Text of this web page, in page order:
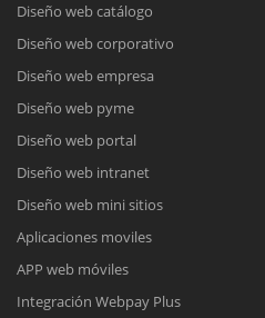
Diseño web catálogo
Diseño web corporativo
Diseño web empresa
Diseño web pyme
Diseño web portal
Diseño web intranet
Diseño web mini sitios
Aplicaciones moviles
APP web móviles
Integración Webpay Plus